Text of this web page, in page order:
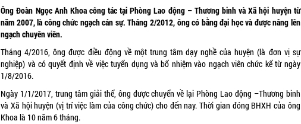
Ông Đoàn Ngọc Anh Khoa công tác tại Phòng Lao động – Thương binh và Xã hội huyện từ
năm 2007, là công chức ngạch cán sự. Tháng 2/2012, ông có bằng đại học và được nâng lên
ngạch chuyên viên.
Tháng 4/2016, ông được điều động về một trung tâm dạy nghề của huyện (là đơn vị sự
nghiệp) và có quyết định về việc tuyển dụng và bổ nhiệm vào ngạch viên chức kể từ ngày
1/8/2016.
Ngày 1/1/2017, trung tâm giải thể, ông được chuyển về lại Phòng Lao động –Thương binh
và Xã hội huyện (vị trí việc làm của công chức) cho đến nay. Thời gian đóng BHXH của ông
Khoa là 10 năm 6 tháng.